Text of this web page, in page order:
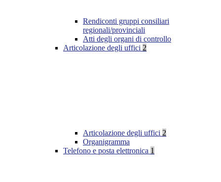
Rendiconti gruppi consiliari
regionali/provinciali
Atti degli organi di controllo
Articolazione degli uffici 2
Articolazione degli uffici 2
Organigramma
Telefono e posta elettronica 1